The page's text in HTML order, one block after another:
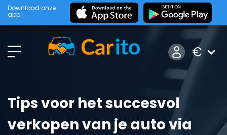
Download onze
app
€
Tips voor het succesvol
verkopen van je auto via